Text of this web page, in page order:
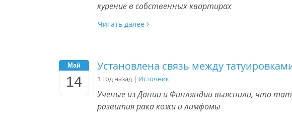
курение в собственных квартирах
Читать далее
Май
14
Установлена связь между
1 год назад | Источник
Ученые из Дании и Финляндии выяснили, что
развития рака кожи и лимфомы